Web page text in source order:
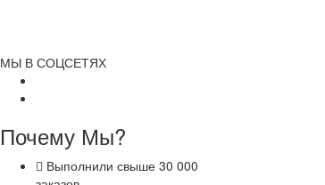
МЫ В СОЦСЕТЯХ
Почему Мы?
Выполнили свыше 30 000